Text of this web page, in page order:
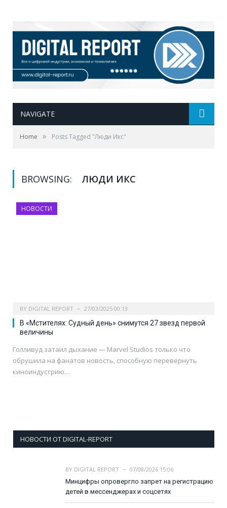
NAVIGATE
Home » Posts Tagged "Люди Икс"
BROWSING: ЛЮДИ ИКС
НОВОСТИ
BY DIGITAL REPORT 27/03/2025 00:13
В «Мстителях: Судный день» снимутся 27 звезд первой
величины
Голливуд затаил дыхание — Marvel Studios только что
обрушила на фанатов новость, способную перевернуть
киноиндустрию…
НОВОСТИ ОТ DIGITAL-REPORT
BY DIGITAL REPORT
07/08/2026 15:06
Минцифры опровергло запрет на регистрацию
детей в мессенджерах и соцсетях